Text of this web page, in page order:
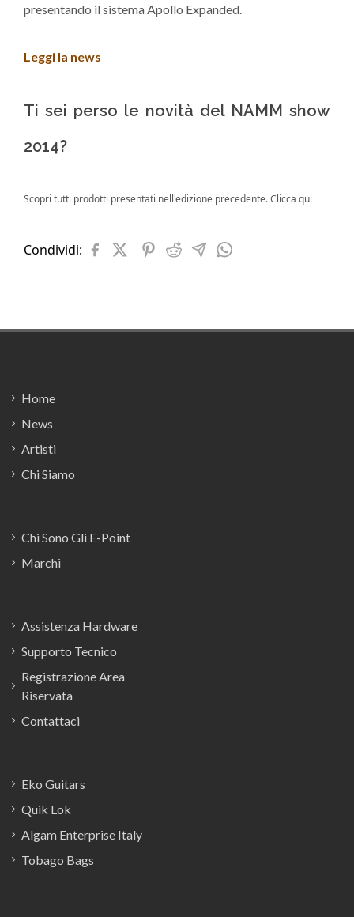
presentando il sistema Apollo Expanded.
Leggi la news
Ti sei perso le novità del NAMM show
2014?
Scopri tutti prodotti presentati nell'edizione precedente.Clicca qui
Condividi:
Home
News
Artisti
Chi Siamo
Chi Sono Gli E-Point
Marchi
Assistenza Hardware
Supporto Tecnico
Registrazione Area
Riservata
Contattaci
Eko Guitars
Quik Lok
Algam Enterprise Italy
Tobago Bags